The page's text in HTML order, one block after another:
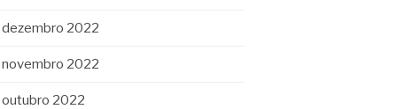
dezembro 2022
novembro 2022
outubro 2022